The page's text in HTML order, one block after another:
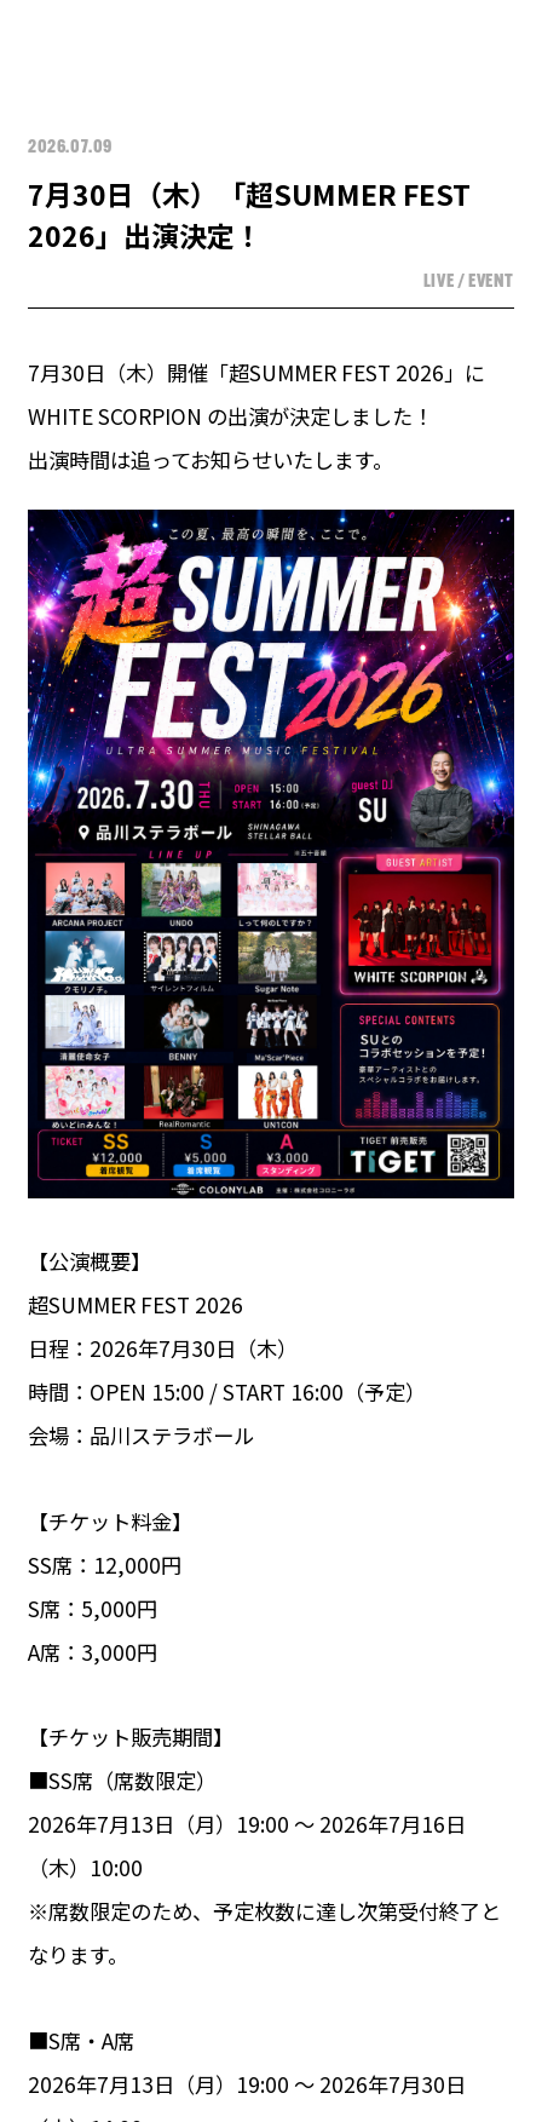
2026.07.09
7月30日（木）「超SUMMER FEST
2026」出演決定！
LIVE / EVENT
7月30日（木）開催「超SUMMER FEST 2026」に
WHITE SCORPION の出演が決定しました！
出演時間は追ってお知らせいたします。
【公演概要】
超SUMMER FEST 2026
日程：2026年7月30日（木）
時間：OPEN 15:00 / START 16:00（予定）
会場：品川ステラボール
【チケット料金】
SS席：12,000円
S席：5,000円
A席：3,000円
【チケット販売期間】
■SS席（席数限定）
2026年7月13日（月）19:00 ～ 2026年7月16日
（木）10:00
※席数限定のため、予定枚数に達し次第受付終了と
なります。
■S席・A席
2026年7月13日（月）19:00 ～ 2026年7月30日